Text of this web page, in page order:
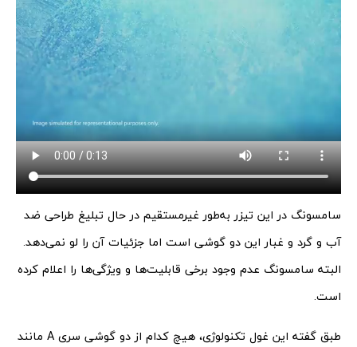
سامسونگ در این تیزر به‌طور غیرمستقیم در حال تبلیغ طراحی ضد
آب و گرد و غبار این دو گوشی است اما جزئیات آن را لو نمی‌دهد.
البته سامسونگ عدم وجود برخی قابلیت‌ها و ویژگی‌ها را اعلام کرده
است.
طبق گفته این غول تکنولوژی، هیچ کدام از دو گوشی سری A مانند